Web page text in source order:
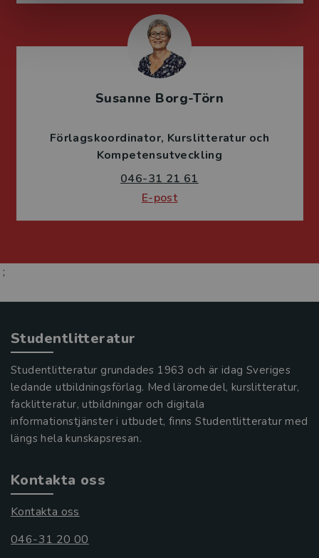
Susanne Borg-Törn
Förlagskoordinator Kurslitteratur och
Kompetensutveckling
046-31 21 61
E-post
;
Studentlitteratur
Studentlitteratur grundades 1963 och är idag Sveriges
ledande utbildningsförlag. Med läromedel, kurslitteratur,
facklitteratur, utbildningar och digitala
informationstjänster i utbudet, finns Studentlitteratur med
längs hela kunskapsresan.
Kontakta oss
Kontakta oss
046-31 20 00